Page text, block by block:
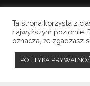
Krakowski
Copyright ©
Ta strona korzysta z
najwyższym poziomie.
oznacza, że zgadzasz
POLITYKA